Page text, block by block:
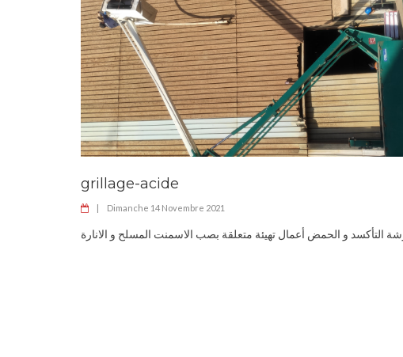
grillage-acide
| Dimanche 14 Novembre 2021
التأكسد و الحمض أعمال تهيئة متعلقة بصب الاسمنت المسلح و الانارة